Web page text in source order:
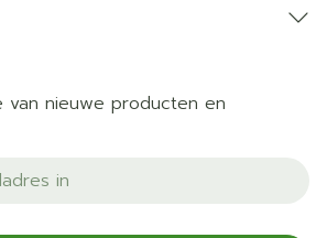
nieuwe producten en